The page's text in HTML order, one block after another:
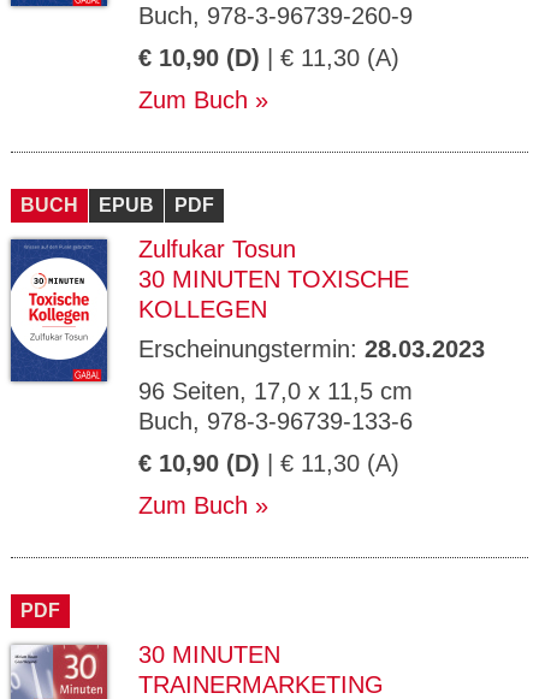
Buch, 978-3-96739-260-9
€ 10,90 (D) | € 11,30 (A)
Zum Buch
BUCH EPUB PDF
Zulfukar Tosun
30 MINUTEN TOXISCHE
KOLLEGEN
Erscheinungstermin: 28.03.2023
96 Seiten, 17,0 x 11,5 cm
Buch, 978-3-96739-133-6
€ 10,90 (D) | € 11,30 (A)
Zum Buch
PDF
30 MINUTEN
TRAINERMARKETING